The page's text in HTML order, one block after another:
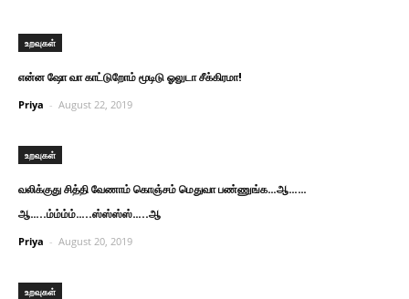
உறவுகள்
என்ன ஷோ வா காட்டுறோம் மூடிடு ஓலுடா சீக்கிரமா!
Priya - August 22, 2019
உறவுகள்
வலிக்குது சித்தி வேணாம் கொஞ்சம் மெதுவா பண்ணுங்க…ஆ……
ஆ…..ம்ம்ம்ம்…..ஸ்ஸ்ஸ்ஸ்…..ஆ
Priya - August 20, 2019
உறவுகள்